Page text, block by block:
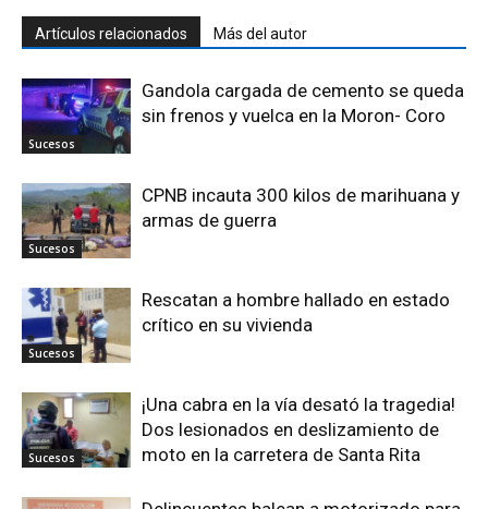
Artículos relacionados Más del autor
Sucesos
Gandola cargada de cemento se queda
sin frenos y vuelca en la Moron- Coro
Sucesos
CPNB incauta 300 kilos de marihuana y
armas de guerra
Sucesos
Rescatan a hombre hallado en estado
crítico en su vivienda
Sucesos
¡Una cabra en la vía desató la tragedia!
Dos lesionados en deslizamiento de
moto en la carretera de Santa Rita